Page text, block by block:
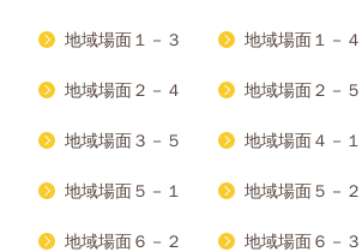
地域場面１－３ 地域場面１－４
地域場面２－４ 地域場面２－５
地域場面３－５ 地域場面４－１
地域場面５－１ 地域場面５－２
地域場面６－２ 地域場面６－３